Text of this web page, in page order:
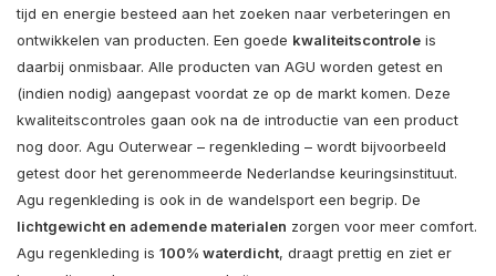
tijd en energie besteed aan het zoeken naar verbeteringen en
ontwikkelen van producten. Een goede kwaliteitscontrole is
daarbij onmisbaar. Alle producten van AGU worden getest en
(indien nodig) aangepast voordat ze op de markt komen. Deze
kwaliteitscontroles gaan ook na de introductie van een product
nog door. Agu Outerwear – regenkleding – wordt bijvoorbeeld
getest door het gerenommeerde Nederlandse keuringsinstituut.
Agu regenkleding is ook in de wandelsport een begrip. De
lichtgewicht en ademende materialen zorgen voor meer comfort.
Agu regenkleding is 100% waterdicht, draagt prettig en ziet er